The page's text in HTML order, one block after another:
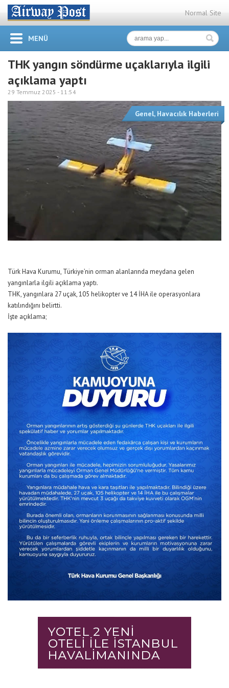
Normal Site
MENÜ
THK yangın söndürme uçaklarıyla ilgili
açıklama yaptı
29 Temmuz 2025 - 11:54
Genel, Havacılık Haberleri
Türk Hava Kurumu, Türkiye’nin orman alanlarında meydana gelen
yangınlarla ilgili açıklama yaptı.
THK, yangınlara 27 uçak, 105 helikopter ve 14 İHA ile operasyonlara
katılındığını belirtti.
İşte açıklama;